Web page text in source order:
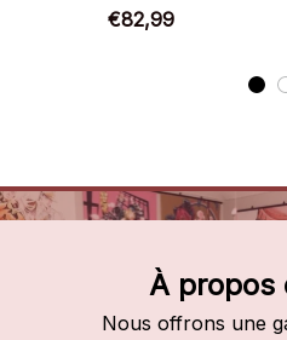
Tokoyami – Chaussures
€82,99
À propos
Nous offrons une